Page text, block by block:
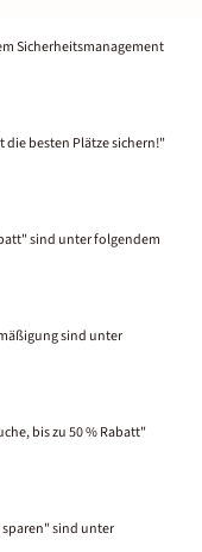
Sicherheitsmanagement
besten Plätze sichern!"
sind unter folgendem
sind unter
bis zu 50 % Rabatt"
sparen" sind unter